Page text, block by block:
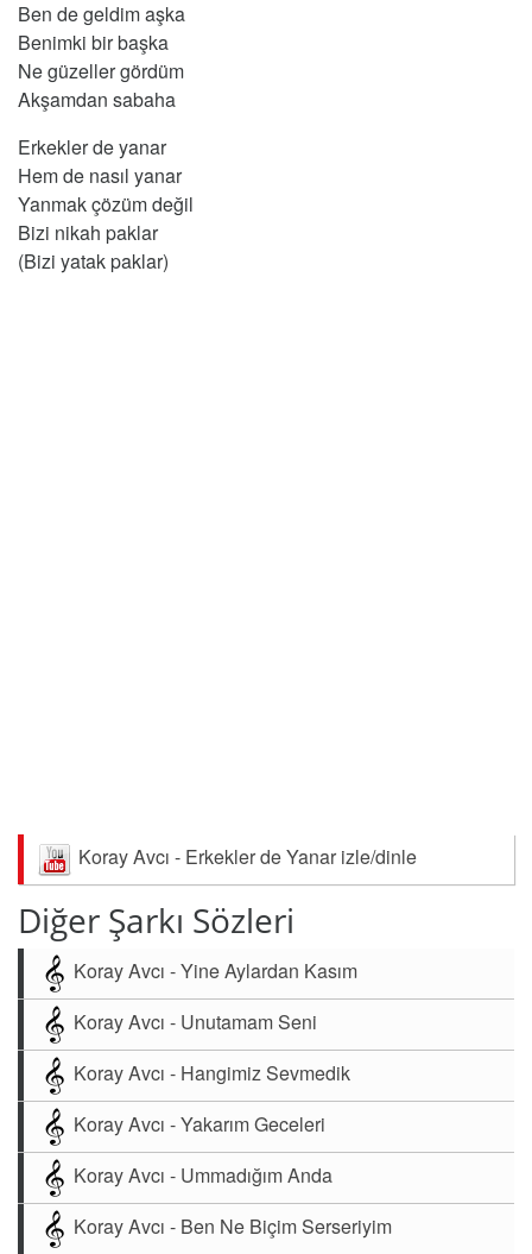
Ben de geldim aşka
Benimki bir başka
Ne güzeller gördüm
Akşamdan sabaha
Erkekler de yanar
Hem de nasıl yanar
Yanmak çözüm değil
Bizi nikah paklar
(Bizi yatak paklar)
Koray Avcı - Erkekler de Yanar izle/dinle
Diğer Şarkı Sözleri
Koray Avcı - Yine Aylardan Kasım
Koray Avcı - Unutamam Seni
Koray Avcı - Hangimiz Sevmedik
Koray Avcı - Yakarım Geceleri
Koray Avcı - Ummadığım Anda
Koray Avcı - Ben Ne Biçim Serseriyim